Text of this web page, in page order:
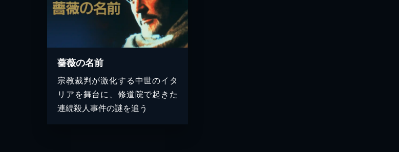
薔薇の名前
宗教裁判が激化する中世のイタ
リアを舞台に、修道院で起きた
連続殺人事件の謎を追う